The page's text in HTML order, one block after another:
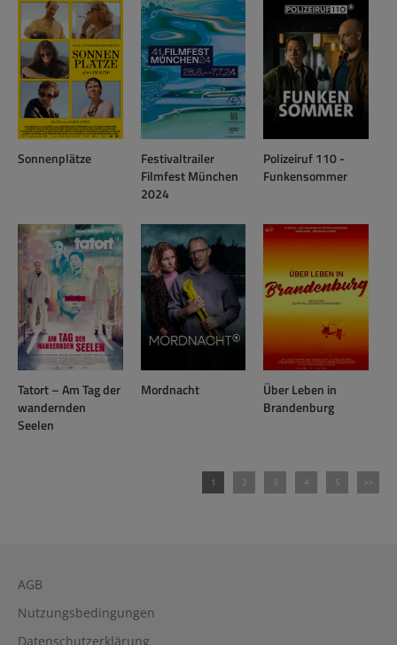
Sonnenplätze
Festivaltrailer
Filmfest München
2024
Polizeiruf 110 -
Funkensommer
Tatort – Am Tag der
wandernden
Seelen
Mordnacht
Über Leben in
Brandenburg
1 2 3 4 5 >>
AGB
Nutzungsbedingungen
Datenschutzerklärung